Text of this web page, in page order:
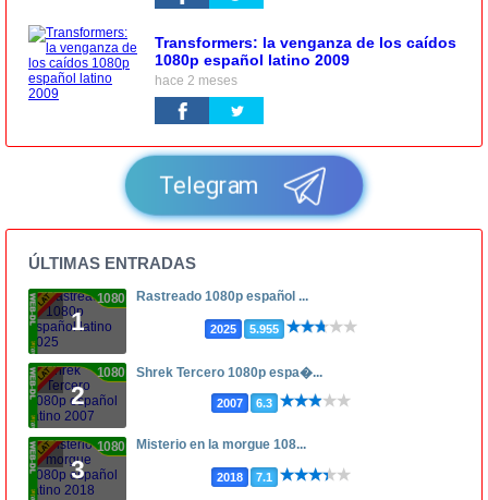
Transformers: la venganza de los caídos
1080p español latino 2009
hace 2 meses
Telegram
ÚLTIMAS ENTRADAS
1
1080p Rastreado 1080p español ...
2025 5.955
2
1080p Shrek Tercero 1080p espa�...
2007 6.3
3
1080p Misterio en la morgue 108...
2018 7.1